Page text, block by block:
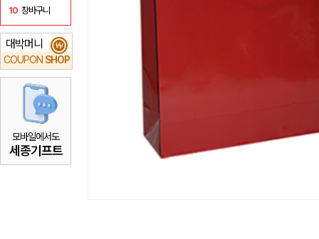
10 장바구니
대박머니
COUPON SHOP
₩
모바일에서도
세종기프트